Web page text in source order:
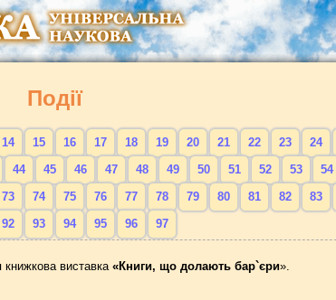
Події
14 15 16 17 18 19 20 21 22 23 24
44 45 46 47 48 49 50 51 52 53 54
73 74 75 76 77 78 79 80 81 82 83
92 93 94 95 96
97
книжкова виставка «Книги, що долають бар`єри».